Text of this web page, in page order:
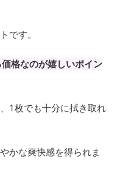
です。
格なのが嬉しいポイン
1枚でも十分に拭き取れ
かな爽快感を得られま